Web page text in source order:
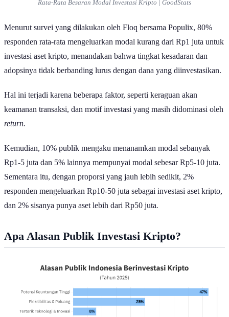
Rata-Rata Besaran Modal Investasi Kripto | GoodStats
Menurut survei yang dilakukan oleh Floq bersama Populix, 80%
responden rata-rata mengeluarkan modal kurang dari Rp1 juta untuk
investasi aset kripto, menandakan bahwa tingkat kesadaran dan
adopsinya tidak berbanding lurus dengan dana yang diinvestasikan.
Hal ini terjadi karena beberapa faktor, seperti keraguan akan
keamanan transaksi, dan motif investasi yang masih didominasi oleh
return.
Kemudian, 10% publik mengaku menanamkan modal sebanyak
Rp1-5 juta dan 5% lainnya mempunyai modal sebesar Rp5-10 juta.
Sementara itu, dengan proporsi yang jauh lebih sedikit, 2%
responden mengeluarkan Rp10-50 juta sebagai investasi aset kripto,
dan 2% sisanya punya aset lebih dari Rp50 juta.
Apa Alasan Publik Investasi Kripto?